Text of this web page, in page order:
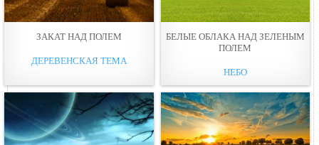
ЗАКАТ НАД ПОЛЕМ
ДЕРЕВЕНСКАЯ ТЕМА
БЕЛЫЕ ОБЛАКА НАД ЗЕЛЕНЫМ
ПОЛЕМ
НЕБО